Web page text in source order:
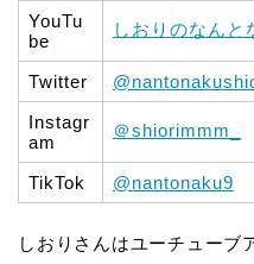
YouTu
be
しおりのなんと
Twitter
Instagr
am
＠shiorimmm_
TikTok @nantonaku9
しおりさんはユーチューブ